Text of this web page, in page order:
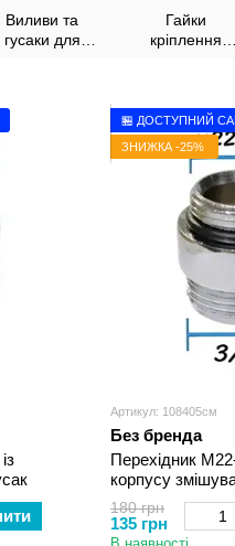
Виливи та
гусаки для
Гайки
кріплення
🏪 ДОСТУПНИЙ
ЗНИЖКА -25%
Артикул: 108405см
Без бренда
Перехідник
корпусу
180 грн
135 грн